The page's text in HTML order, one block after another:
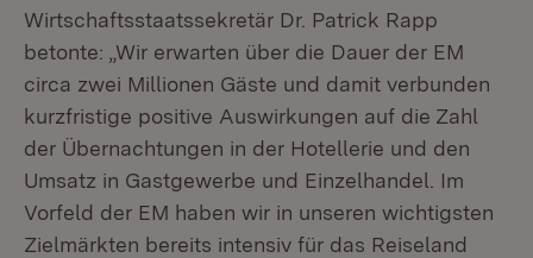
Wirtschaftsstaatssekretär Dr. Patrick Rapp
betonte: „Wir erwarten über die Dauer der EM
circa zwei Millionen Gäste und damit verbunden
kurzfristige positive Auswirkungen auf die Zahl
der Übernachtungen in der Hotellerie und den
Umsatz in Gastgewerbe und Einzelhandel. Im
Vorfeld der EM haben wir in unseren wichtigsten
Zielmärkten bereits intensiv für das Reiseland